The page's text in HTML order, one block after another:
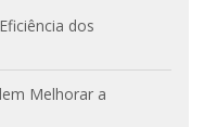
dos
Melhorar a